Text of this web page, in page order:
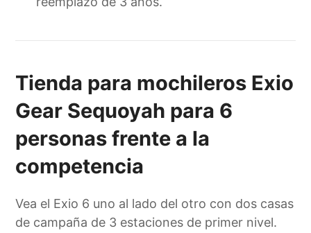
Tienda para mochileros Exio
Gear Sequoyah para 6
personas frente a la
competencia
Vea el Exio 6 uno al lado del otro con dos casas
de campaña de 3 estaciones de primer nivel.